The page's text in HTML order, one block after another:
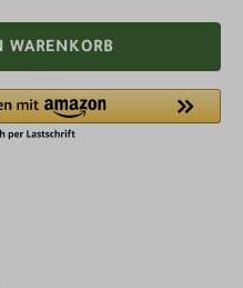
WERT
WARENKORB